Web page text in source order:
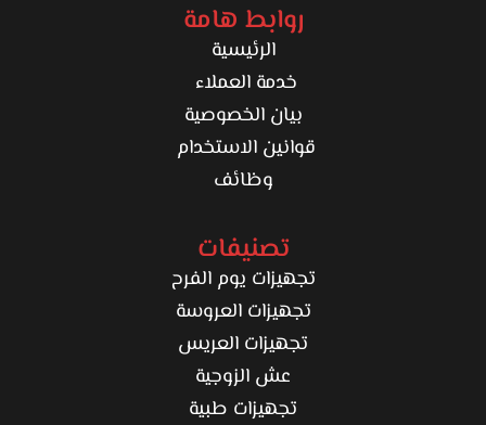
روابط هامة
الرئيسية
خدمة العملاء
بيان الخصوصية
قوانين الاستخدام
وظائف
تصنيفات
تجهيزات يوم الفرح
تجهيزات العروسة
تجهيزات العريس
عش الزوجية
تجهيزات طبية